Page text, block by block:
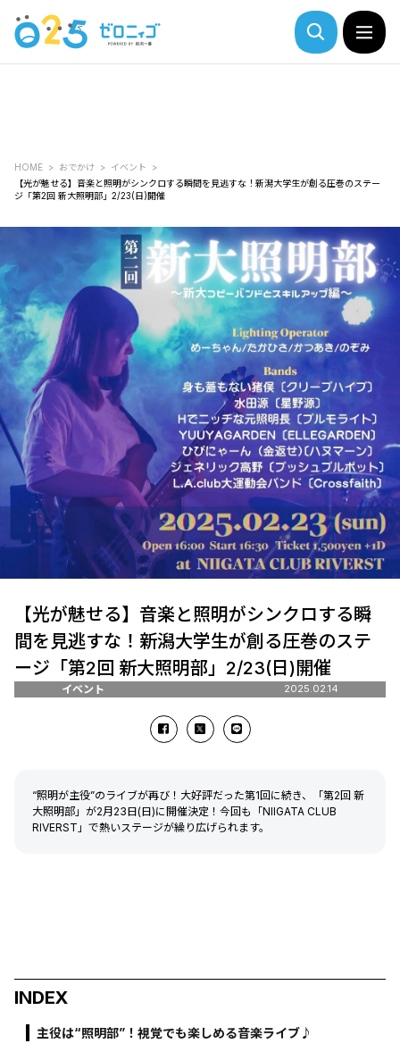
HOME おでかけ
イベント
【光が魅せる】音楽と照明がシンクロする瞬間を見逃すな！新潟大学生が創る圧巻のステー
ジ「第2回 新大照明部」2/23(日)開催
【光が魅せる】音楽と照明がシンクロする瞬
間を見逃すな！新潟大学生が創る圧巻のステ
ージ「第2回 新大照明部」2/23(日)開催
イベント 2025.02.14
“照明が主役”のライブが再び！大好評だった第1回に続き、「第2回 新
大照明部」が2月23日(日)に開催決定！今回も「NIIGATA CLUB
RIVERST」で熱いステージが繰り広げられます。
INDEX
主役は“照明部”！視覚でも楽しめる音楽ライブ♪